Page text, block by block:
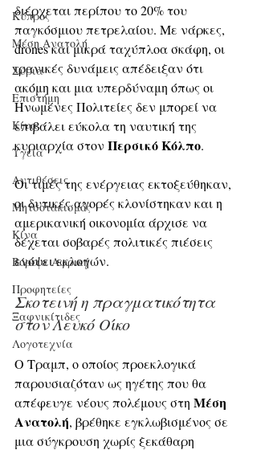
Κύπρος
Μέση Ανατολή
Σύρια
Επιστήμη
Kίνα
Υγεία
Aντιθέσεις
Μητσοτακισμός
Κίνα
Βόρεια Αφρική
Προφητείες
Ξαφνικίτιδες
Λογοτεχνία
διέρχεται περίπου το 20% του
παγκόσμιου πετρελαίου. Με νάρκες,
drones και μικρά ταχύπλοα σκάφη, οι
ιρανικές δυνάμεις απέδειξαν ότι
ακόμη και μια υπερδύναμη όπως οι
Ηνωμένες Πολιτείες δεν μπορεί να
επιβάλει εύκολα τη ναυτική της
κυριαρχία στον Περσικό Κόλπο.
Οι τιμές της ενέργειας εκτοξεύθηκαν,
οι δυτικές αγορές κλονίστηκαν και η
αμερικανική οικονομία άρχισε να
δέχεται σοβαρές πολιτικές πιέσεις
ενόψει εκλογών.
Σκοτεινή η πραγματικότητα
στον Λευκό Οίκο
Ο Τραμπ, ο οποίος προεκλογικά
παρουσιαζόταν ως ηγέτης που θα
απέφευγε νέους πολέμους στη Μέση
Ανατολή, βρέθηκε εγκλωβισμένος σε
μια σύγκρουση χωρίς ξεκάθαρη